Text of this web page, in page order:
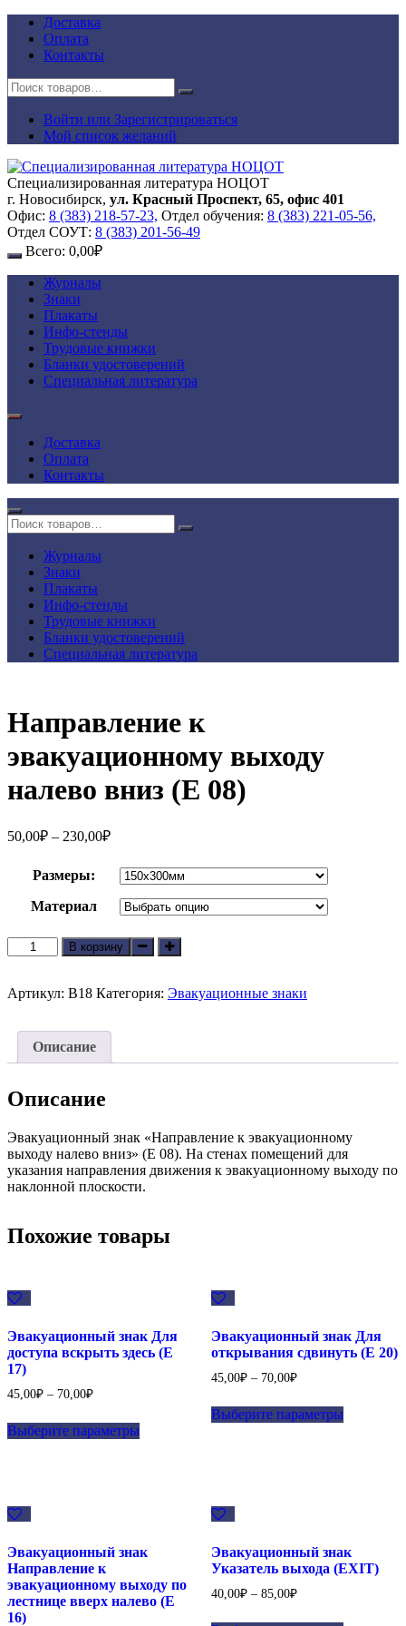
Перейти
содержимому
Доставка
Оплата
Контакты
Войти или Зарегистрироваться
Мой список желаний
Специализированная литература НОЦОТ
г. Новосибирск, ул. Красный Проспект, 65, офис 401
Офис: 8 (383) 218-57-23, Отдел обучения: 8 (383) 221-05-56,
Отдел СОУТ: 8 (383) 201-56-49
Всего: 0,00₽
Журналы
Знаки
Плакаты
Инфо-стенды
Трудовые книжки
Бланки удостоверений
Специальная литература
Доставка
Оплата
Контакты
Журналы
Знаки
Плакаты
Инфо-стенды
Трудовые книжки
Бланки удостоверений
Специальная литература
Направление к
эвакуационному выходу
налево вниз (E 08)
50,00₽ – 230,00₽
Размеры:
Материал
Количество
товара
к
налево
вниз
08)
В корзину
Артикул: В18 Категория: Эвакуационные знаки
Описание
Описание
Эвакуационный знак «Направление к эвакуационному
выходу налево вниз» (E 08). На стенах помещений для
указания направления движения к эвакуационному выходу по
наклонной плоскости.
Похожие товары
Эвакуационный знак Для
доступа вскрыть здесь (E
17)
45,00₽ – 70,00₽
Выберите параметры
Эвакуационный знак Для
открывания сдвинуть (E 20)
45,00₽– 70,00₽
Выберите параметры
Эвакуационный знак
Направление к
эвакуационному выходу по
лестнице вверх налево (E
16)
Эвакуационный знак
Указатель выхода (EXIT)
40,00₽– 85,00₽